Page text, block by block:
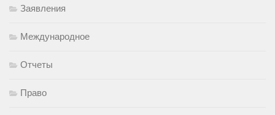
Заявления
Международное
Отчеты
Право